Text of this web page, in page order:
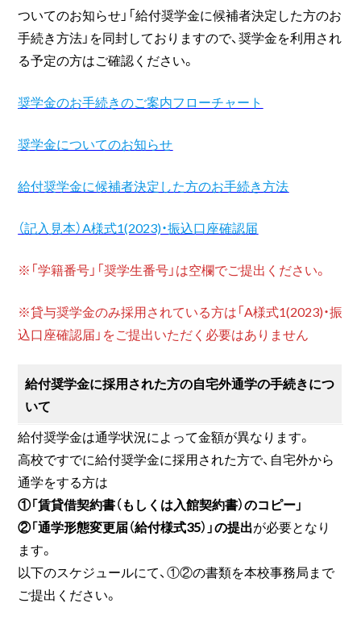
ついてのお知らせ」「給付奨学金に候補者決定した方のお
手続き方法」を同封しておりますので、奨学金を利用され
る予定の方はご確認ください。
奨学金のお手続きのご案内フローチャート
奨学金についてのお知らせ
給付奨学金に候補者決定した方のお手続き方法
（記入見本）A様式1(2023)・振込口座確認届
※「学籍番号」「奨学生番号」は空欄でご提出ください。
※貸与奨学金のみ採用されている方は「A様式1(2023)・振
込口座確認届」をご提出いただく必要はありません
給付奨学金に採用された方の自宅外通学の手続きにつ
いて
給付奨学金は通学状況によって金額が異なります。
高校ですでに給付奨学金に採用された方で、自宅外から
通学をする方は
①「賃貸借契約書（もしくは入館契約書）のコピー」
②「通学形態変更届（給付様式35）」の提出が必要となり
ます。
以下のスケジュールにて、①②の書類を本校事務局まで
ご提出ください。